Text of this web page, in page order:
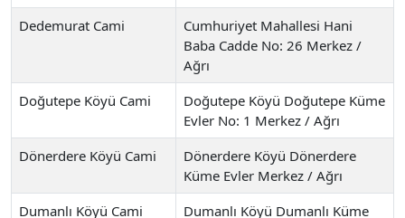
Dedemurat Cami
Cumhuriyet Mahallesi Hani
Baba Cadde No: 26 Merkez /
Ağrı
Doğutepe Köyü Cami
Doğutepe Köyü Doğutepe Küme
Evler No: 1 Merkez / Ağrı
Dönerdere Köyü Cami
Dönerdere Köyü Dönerdere
Küme Evler Merkez / Ağrı
Dumanlı Köyü Cami
Dumanlı Köyü Dumanlı Küme